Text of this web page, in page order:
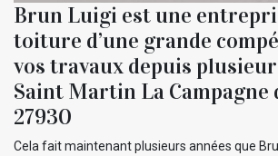
Brun Luigi est une
toiture d’une grande
vos travaux depuis
Saint Martin La Campagne
27930
Cela fait maintenant plusieurs années que